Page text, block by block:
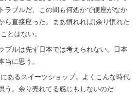
ラブルだ、この間も何処かで便座がなか
ら直接座った。まあ慣れれば(余り慣れた
とはない。
ブルは先ず日本では考えられない。日本
に思う。
あるスイーツショップ。よくこんな時代
う。余り売れてる感じもしないのだ